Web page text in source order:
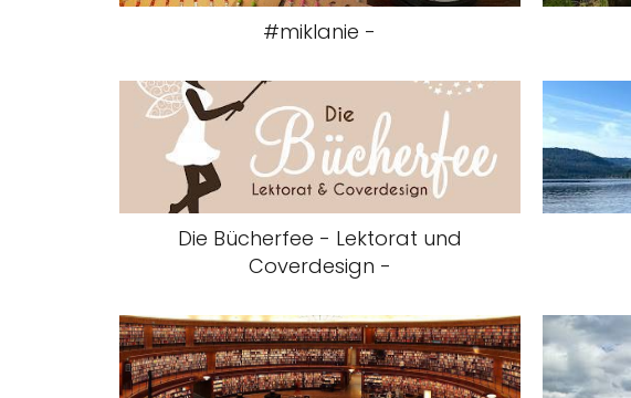
#miklanie -
Die Bücherfee - Lektorat und
Coverdesign -